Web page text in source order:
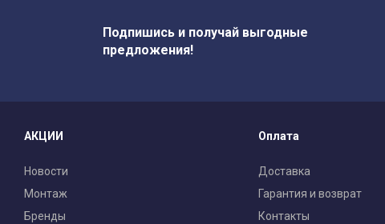
Подпишись и получай выгодные
предложения!
АКЦИИ
Новости
Монтаж
Бренды
Оплата
Доставка
Гарантия и возврат
Контакты